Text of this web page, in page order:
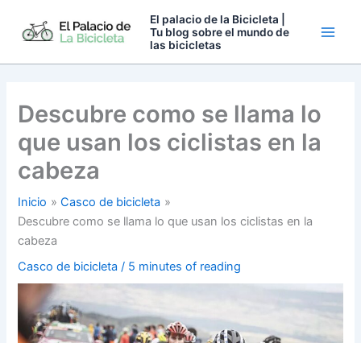
El palacio de la Bicicleta |
Tu blog sobre el mundo de
las bicicletas
Descubre como se llama lo
que usan los ciclistas en la
cabeza
Inicio
Casco de bicicleta
Descubre como se llama lo que usan los ciclistas en la
cabeza
Casco de bicicleta / 5 minutes of reading